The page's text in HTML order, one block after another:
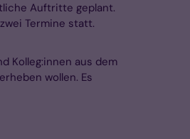
Auftritte geplant.
Termine statt.
Kolleg:innen aus dem
wollen. Es